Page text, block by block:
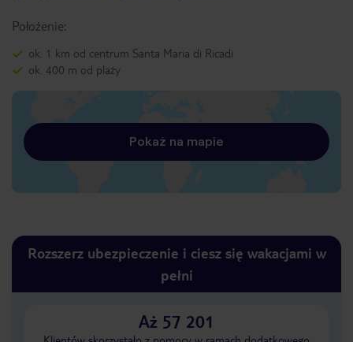
Położenie:
ok. 1 km od centrum Santa Maria di Ricadi
ok. 400 m od plaży
Pokaż na mapie
Rozszerz ubezpieczenie i ciesz się wakacjami w
pełni
Aż 57 201